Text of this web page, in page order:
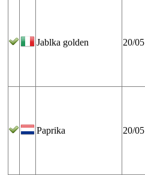
Jablka golden 20/05
Paprika 20/05